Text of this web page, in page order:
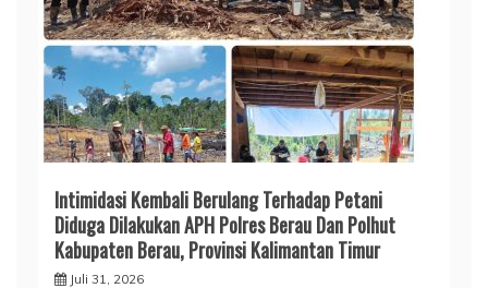
Intimidasi Kembali Berulang Terhadap Petani
Diduga Dilakukan APH Polres Berau Dan Polhut
Kabupaten Berau, Provinsi Kalimantan Timur
Juli 31, 2026